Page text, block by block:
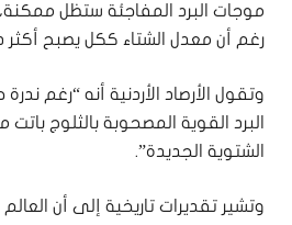
موجات البرد المفاجئة ستظل
رغم أن معدل الشتاء ككل يصبح أكثر
وتقول الأرصاد الأردنية أنه “رغم
البرد القوية المصحوبة بالثلوج
الشتوية الجديدة”.
وتشير تقديرات تاريخية إلى أن